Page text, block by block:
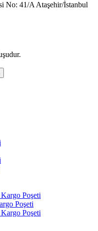
No: 41/A Ataşehir/İstanbul
Poşeti
Poşeti
Poşeti